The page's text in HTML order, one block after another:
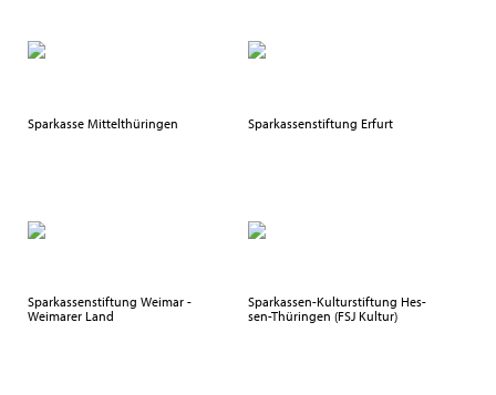
Sparkasse Mittelthüringen Sparkassenstiftung Erfurt
Sparkassenstiftung Weimar -
Weimarer Land
Spar­kas­sen­-Kul­tur­stif­tung Hes­
sen-Thü­rin­gen (FSJ Kul­tur)